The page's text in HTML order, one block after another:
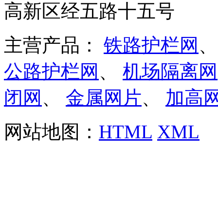
高新区经五路十五号
主营产品： 铁路护栏网
公路护栏网 、 机场隔离网
闭网 、 金属网片、 加高
网站地图： HTML XML